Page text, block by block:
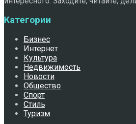
Категории
Бизнес
Интернет
Культура
Недвижимость
Новости
Общество
Спорт
Стиль
Туризм